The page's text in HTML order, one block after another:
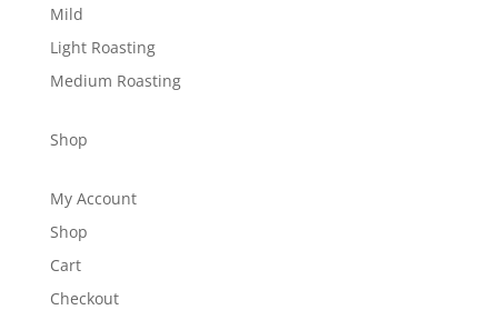
Mild
Light Roasting
Medium Roasting
Shop
My Account
Shop
Cart
Checkout